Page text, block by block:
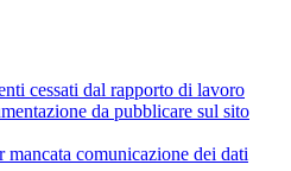
cessati dal rapporto di lavoro
da pubblicare sul sito
mancata comunicazione dei dati